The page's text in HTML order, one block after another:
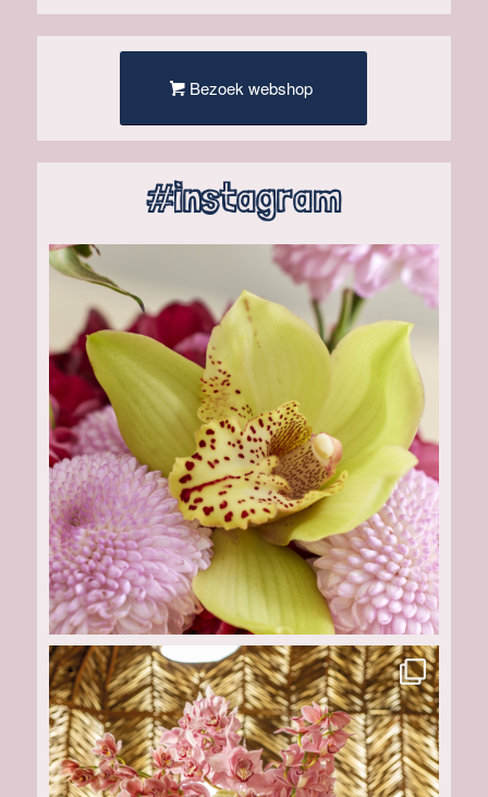
Bezoek webshop
#instagram